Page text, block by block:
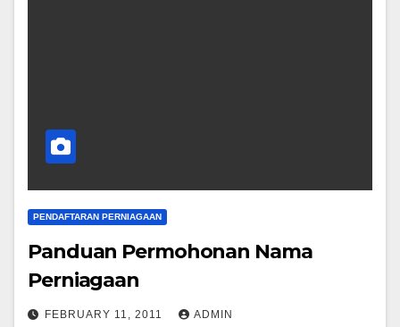
PENDAFTARAN PERNIAGAAN
Panduan Permohonan Nama
Perniagaan
FEBRUARY 11, 2011 ADMIN